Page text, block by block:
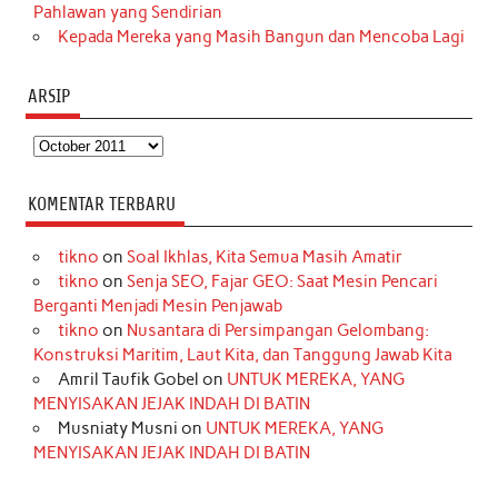
Pahlawan yang Sendirian
Kepada Mereka yang Masih Bangun dan Mencoba Lagi
ARSIP
Arsip
KOMENTAR TERBARU
tikno on Soal Ikhlas, Kita Semua Masih Amatir
tikno on Senja SEO, Fajar GEO: Saat Mesin Pencari
Berganti Menjadi Mesin Penjawab
tikno on Nusantara di Persimpangan Gelombang:
Konstruksi Maritim, Laut Kita, dan Tanggung Jawab Kita
Amril Taufik Gobel on UNTUK MEREKA, YANG
MENYISAKAN JEJAK INDAH DI BATIN
Musniaty Musni on UNTUK MEREKA, YANG
MENYISAKAN JEJAK INDAH DI BATIN